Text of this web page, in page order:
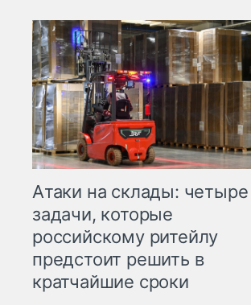
Атаки на склады: четыре
задачи, которые
российскому ритейлу
предстоит решить в
кратчайшие сроки